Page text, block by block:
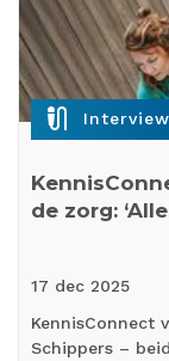
mic_external_on Interview
de zorg:
17 dec 2025
KennisConnect
Schippers –